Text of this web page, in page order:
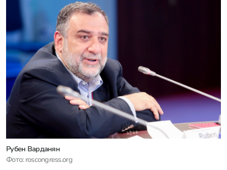
Рубен Варданян
Фото: roscongress.org